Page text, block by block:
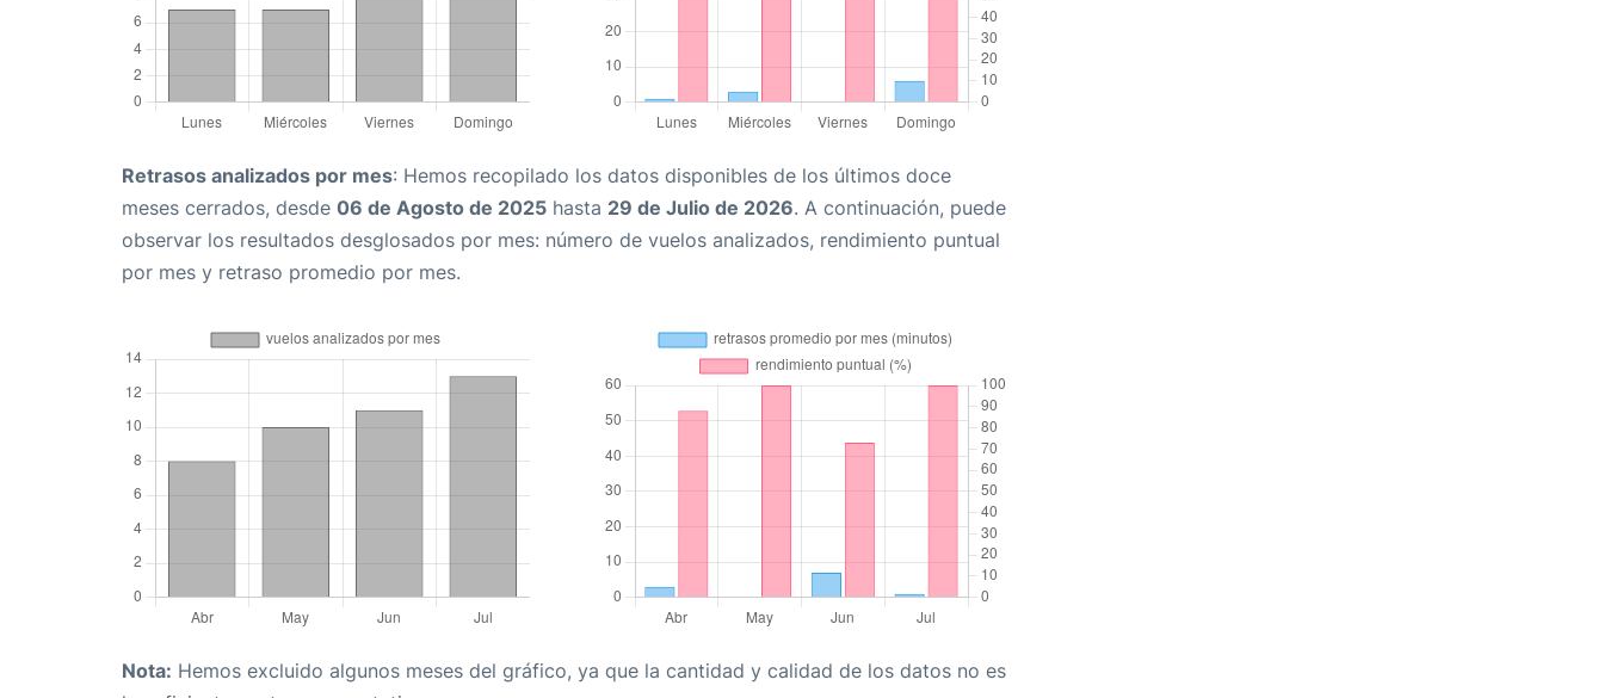
Retrasos analizados por mes: Hemos recopilado los datos disponibles de los últimos doce
meses cerrados, desde 06 de Agosto de 2025 hasta 29 de Julio de 2026. A continuación, puede
observar los resultados desglosados por mes: número de vuelos analizados, rendimiento puntual
por mes y retraso promedio por mes.
Nota: Hemos excluido algunos meses del gráfico, ya que la cantidad y calidad de los datos no es